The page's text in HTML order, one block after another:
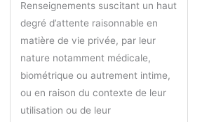
Renseignements suscitant un haut
degré d’attente raisonnable en
matière de vie privée, par leur
nature notamment médicale,
biométrique ou autrement intime,
ou en raison du contexte de leur
utilisation ou de leur